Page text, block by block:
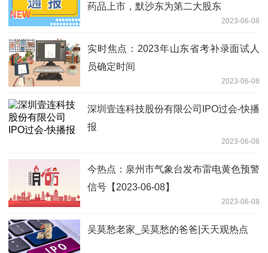
药品上市，默沙东为第二大股东
2023-06-08
实时焦点：2023年山东省考补录面试人
员确定时间
2023-06-08
深圳壹连科技股份有限公司IPO过会-快播
报
2023-06-08
今热点：泉州市气象台发布雷电黄色预警
信号【2023-06-08】
2023-06-08
吴莫愁老家_吴莫愁的爸爸|天天观热点